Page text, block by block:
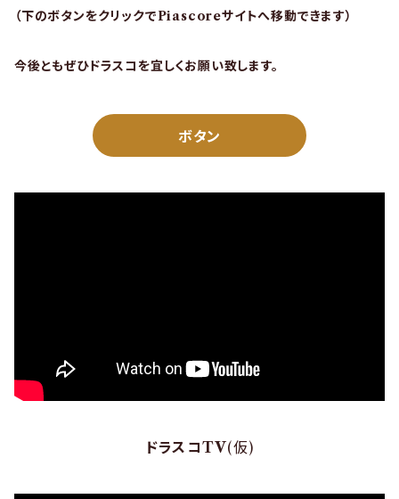
（下のボタンをクリックでPiascoreサイトへ移動できます）
今後ともぜひドラスコを宜しくお願い致します。
ボタン
ドラスコTV(仮)